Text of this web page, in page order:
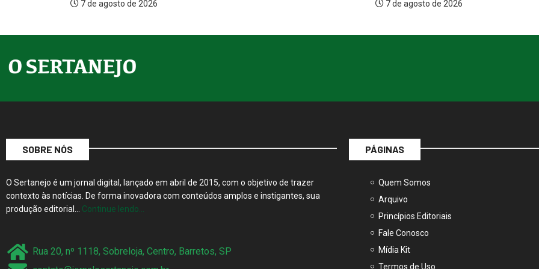
7 de agosto de 2026
SOBRE NÓS
O Sertanejo é um jornal digital, lançado em abril de 2015, com o objetivo de trazer
contexto às notícias. De forma inovadora com conteúdos amplos e instigantes, sua
produção editorial… Continue lendo…
Rua 20, nº 1118, Sobreloja, Centro, Barretos, SP
PÁGINAS
Quem Somos
Arquivo
Princípios Editoriais
Fale Conosco
Mídia Kit
Termos de Uso